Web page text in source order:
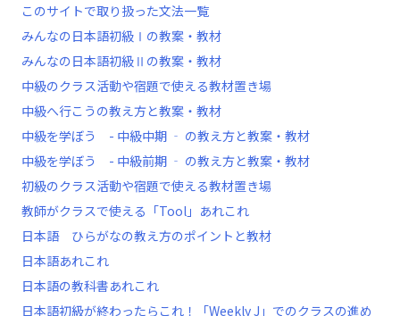
このサイトで取り扱った文法一覧
みんなの日本語初級Ⅰの教案・教材
みんなの日本語初級Ⅱの教案・教材
中級のクラス活動や宿題で使える教材置き場
中級へ行こうの教え方と教案・教材
中級を学ぼう - 中級中期 ‐ の教え方と教案・教材
中級を学ぼう - 中級前期 ‐ の教え方と教案・教材
初級のクラス活動や宿題で使える教材置き場
教師がクラスで使える「Tool」あれこれ
日本語 ひらがなの教え方のポイントと教材
日本語あれこれ
日本語の教科書あれこれ
日本語初級が終わったらこれ！「Weekly J」でのクラスの進め